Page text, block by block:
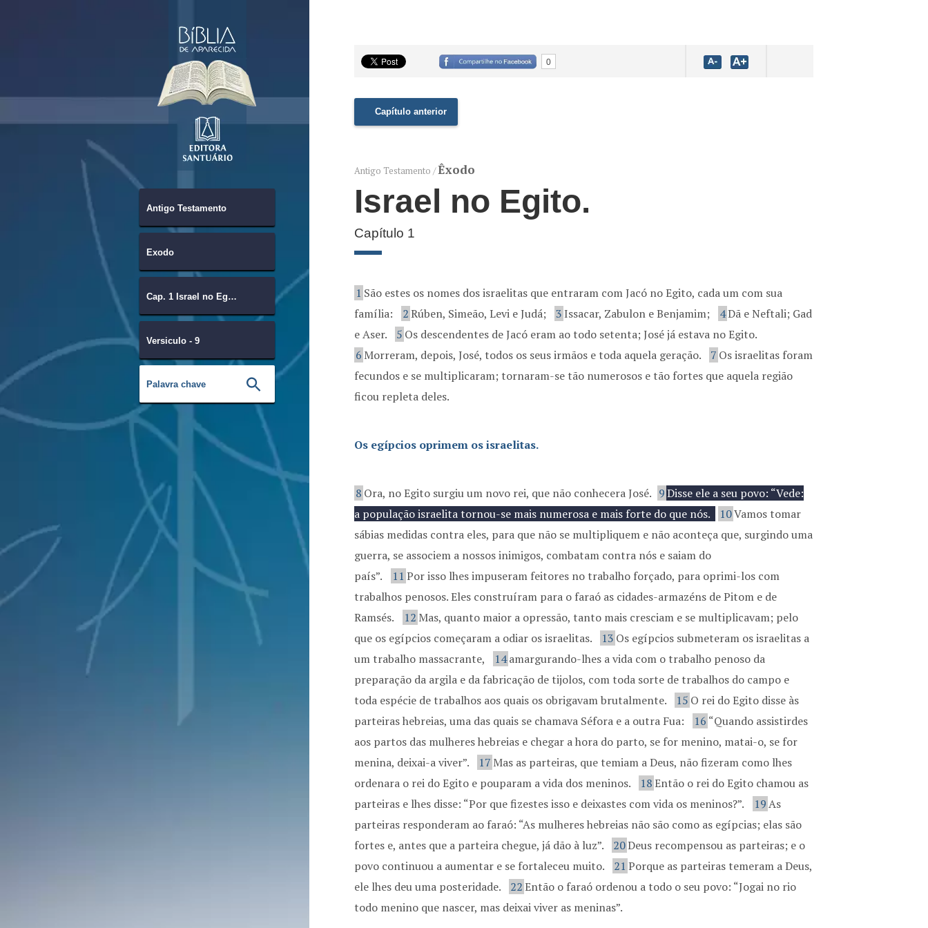
Antigo Testamento
Êxodo
Cap. 1 Israel no Egito.
Versiculo - 9
0
Capítulo anterior
Antigo Testamento /Êxodo
Israel no Egito.
Capítulo 1
1 São estes os nomes dos israelitas que entraram com Jacó no Egito, cada um com sua
família:
2Rúben, Simeão, Levi e Judá; 3Issacar, Zabulon e Benjamim; 4Dã e Neftali; Gad
e Aser.
5 Os descendentes de Jacó eram ao todo setenta; José já estava no Egito.
6 Morreram, depois, José, todos os seus irmãos e toda aquela geração. 7 Os israelitas foram
fecundos e se multiplicaram; tornaram-se tão numerosos e tão fortes que aquela região
ficou repleta deles.
Os egípcios oprimem os israelitas.
8 Ora, no Egito surgiu um novo rei, que não conhecera José. 9Disse ele a seu povo: “Vede:
a população israelita tornou-se mais numerosa e mais forte do que nós.
10Vamos tomar
sábias medidas contra eles, para que não se multipliquem e não aconteça que, surgindo uma
guerra, se associem a nossos inimigos, combatam contra nós e saiam do
país”.
11 Por isso lhes impuseram feitores no trabalho forçado, para oprimi-los com
trabalhos penosos. Eles construíram para o faraó as cidades-armazéns de Pitom e de
Ramsés.
12 Mas, quanto maior a opressão, tanto mais cresciam e se multiplicavam; pelo
que os egípcios começaram a odiar os israelitas.
13 Os egípcios submeteram os israelitas a
um trabalho massacrante,
14amargurando-lhes a vida com o trabalho penoso da
preparação da argila e da fabricação de tijolos, com toda sorte de trabalhos do campo e
toda espécie de trabalhos aos quais os obrigavam brutalmente.
15 O rei do Egito disse às
parteiras hebreias, uma das quais se chamava Séfora e a outra Fua:
16 “Quando assistirdes
aos partos das mulheres hebreias e chegar a hora do parto, se for menino, matai-o, se for
menina, deixai-a viver”.
17 Mas as parteiras, que temiam a Deus, não fizeram como lhes
ordenara o rei do Egito e pouparam a vida dos meninos.
18Então o rei do Egito chamou as
parteiras e lhes disse: “Por que fizestes isso e deixastes com vida os meninos?”.
19As
parteiras responderam ao faraó: “As mulheres hebreias não são como as egípcias; elas são
fortes e, antes que a parteira chegue, já dão à luz”.
20Deus recompensou as parteiras; e o
povo continuou a aumentar e se fortaleceu muito.
21 Porque as parteiras temeram a Deus,
ele lhes deu uma posteridade.
22Então o faraó ordenou a todo o seu povo: “Jogai no rio
todo menino que nascer, mas deixai viver as meninas”.